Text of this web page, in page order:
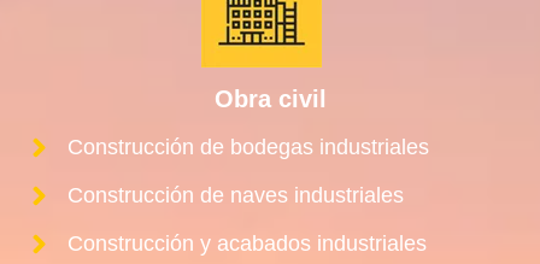
Obra civil
Construcción de bodegas industriales
Construcción de naves industriales
Construcción y acabados industriales